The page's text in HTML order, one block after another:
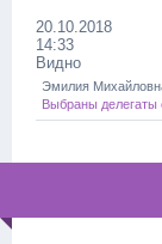
20.10.2018
14:33
Видно
Эмилия
Выбраны